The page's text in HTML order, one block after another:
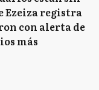
Ezeiza registra
con alerta de
más